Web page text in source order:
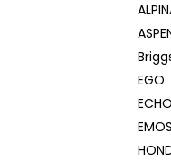
EGO
EMOS